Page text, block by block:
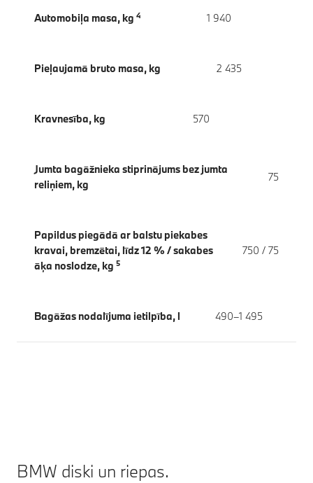
Automobiļa masa, kg 4 1 940
Pieļaujamā bruto masa, kg 2 435
Kravnesība, kg 570
Jumta bagāžnieka stiprinājums bez jumta
reliņiem, kg
75
Papildus piegādā ar balstu piekabes
kravai, bremzētai, līdz 12 % / sakabes
āķa noslodze, kg 5
750 / 75
Bagāžas nodalījuma ietilpība, l 490–1 495
BMW diski un riepas.